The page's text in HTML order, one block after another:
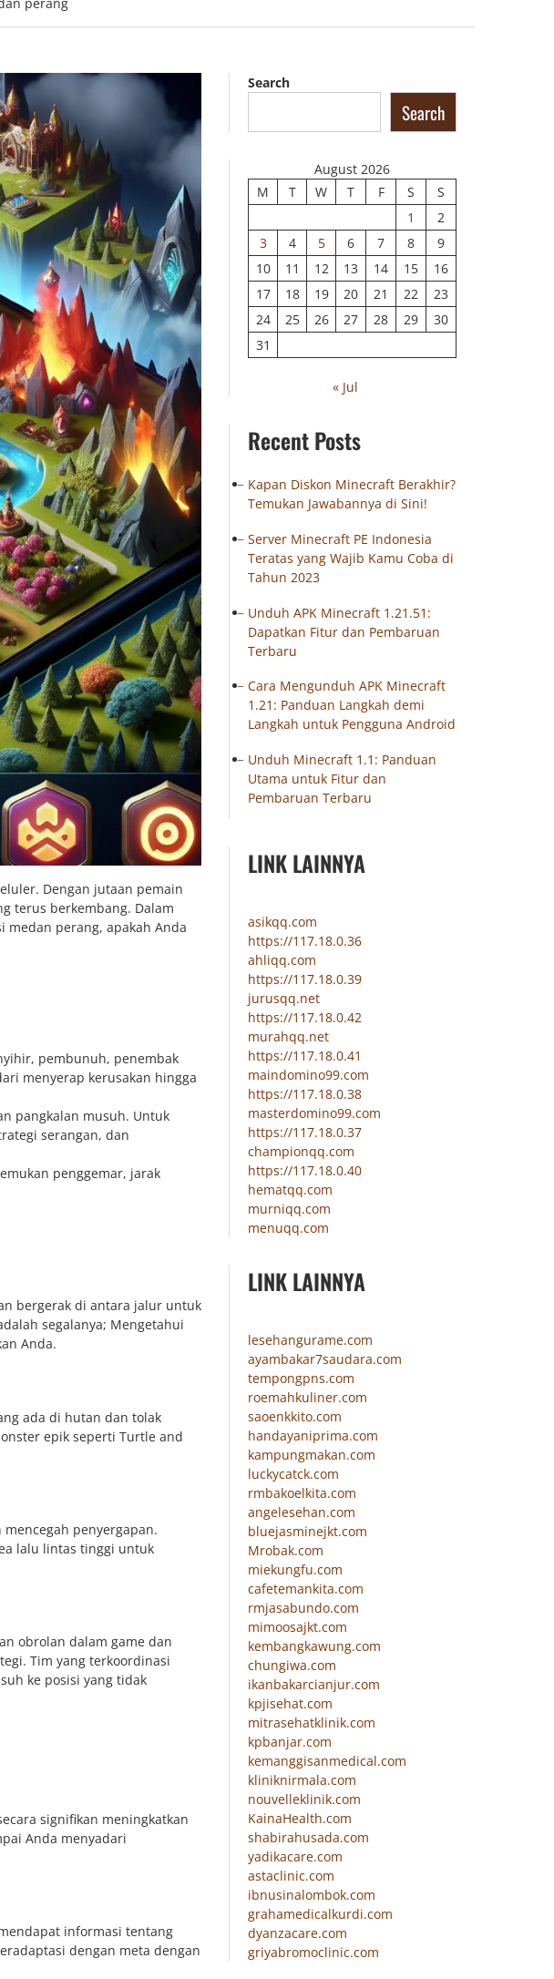
Dengan jutaan pemain
terus berkembang. Dalam
perang, apakah Anda
pembunuh, penembak
menyerap kerusakan hingga
pangkalan musuh. Untuk
serangan, dan
penggemar, jarak
bergerak di antara jalur untuk
segalanya; Mengetahui
Anda.
ada di hutan dan tolak
epik seperti Turtle and
penyergapan.
lalu lintas tinggi untuk
obrolan dalam game dan
Tim yang terkoordinasi
ke posisi yang tidak
signifikan meningkatkan
Anda menyadari
informasi tentang
dengan meta dengan
Search
Search
August 2026
M
T W T F S
S
1
2
3
4 5 6 7 8
9
10
11 12 13 14 15
16
17
18 19 20 21 22
23
24
25 26 27 28 29
30
31
« Jul
Recent Posts
Kapan Diskon Minecraft Berakhir?
Temukan Jawabannya di Sini!
Server Minecraft PE Indonesia
Teratas yang Wajib Kamu Coba di
Tahun 2023
Unduh APK Minecraft 1.21.51:
Dapatkan Fitur dan Pembaruan
Terbaru
Cara Mengunduh APK Minecraft
1.21: Panduan Langkah demi
Langkah untuk Pengguna Android
Unduh Minecraft 1.1: Panduan
Utama untuk Fitur dan
Pembaruan Terbaru
LINK LAINNYA
asikqq.com
https://117.18.0.36
ahliqq.com
https://117.18.0.39
jurusqq.net
https://117.18.0.42
murahqq.net
https://117.18.0.41
maindomino99.com
https://117.18.0.38
masterdomino99.com
https://117.18.0.37
championqq.com
https://117.18.0.40
hematqq.com
murniqq.com
menuqq.com
LINK LAINNYA
lesehangurame.com
ayambakar7saudara.com
tempongpns.com
roemahkuliner.com
saoenkkito.com
handayaniprima.com
kampungmakan.com
luckycatck.com
rmbakoelkita.com
angelesehan.com
bluejasminejkt.com
Mrobak.com
miekungfu.com
cafetemankita.com
rmjasabundo.com
mimoosajkt.com
kembangkawung.com
chungiwa.com
ikanbakarcianjur.com
kpjisehat.com
mitrasehatklinik.com
kpbanjar.com
kemanggisanmedical.com
kliniknirmala.com
nouvelleklinik.com
KainaHealth.com
shabirahusada.com
yadikacare.com
astaclinic.com
ibnusinalombok.com
grahamedicalkurdi.com
dyanzacare.com
griyabromoclinic.com